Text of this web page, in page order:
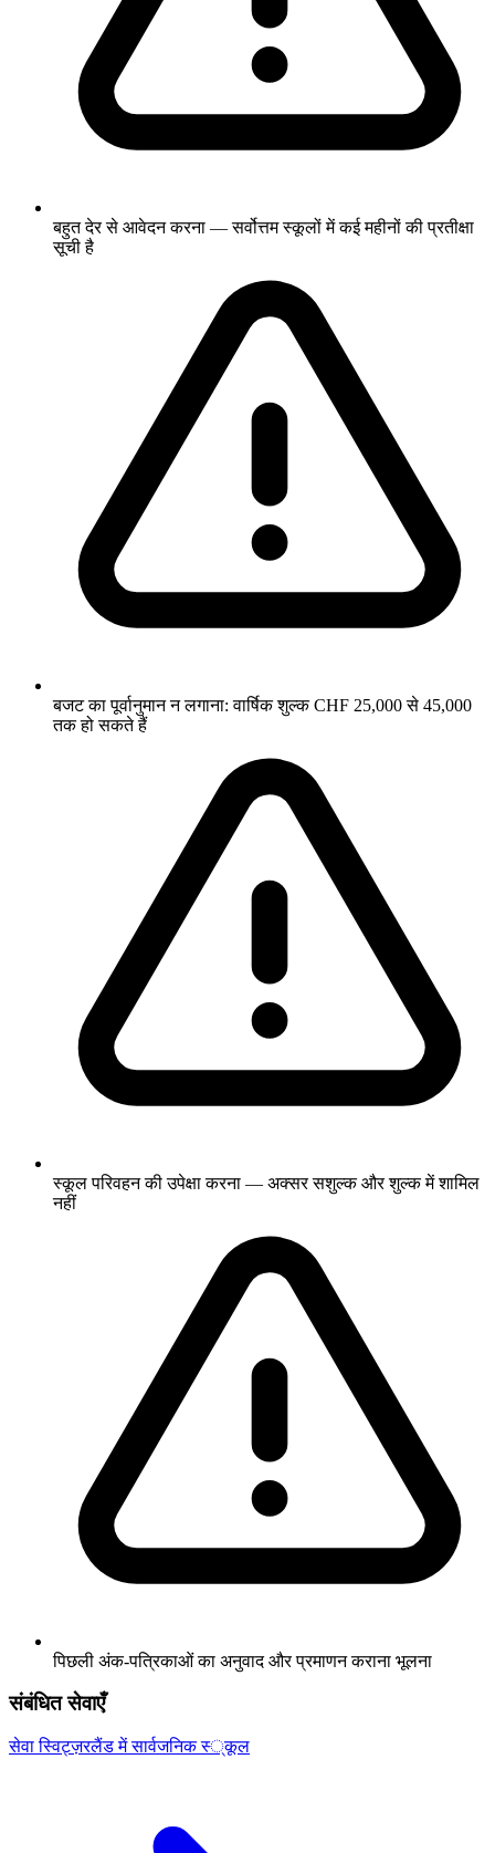
बहुत देर से आवेदन करना — सर्वोत्तम स्कूलों में कई महीनों की प्रतीक्षा
सूची है
बजट का पूर्वानुमान न लगाना: वार्षिक शुल्क CHF 25,000 से 45,000
तक हो सकते हैं
स्कूल परिवहन की उपेक्षा करना — अक्सर सशुल्क और शुल्क में शामिल
नहीं
पिछली अंक-पत्रिकाओं का अनुवाद और प्रमाणन कराना भूलना
संबंधित सेवाएँ
सेवास्विट्ज़रलैंड में सार्वजनिक स्कूल